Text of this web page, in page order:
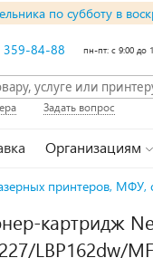
по субботу в
359-84-88 пн-пт: с 9:00 до
Задать вопрос
Организациям
принтеров, МФУ,
картридж
LBP162dw/